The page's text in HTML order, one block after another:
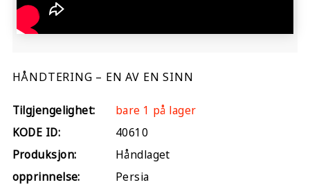
HÅNDTERING – EN AV EN SINN
Tilgjengelighet:
bare 1 på lager
KODE ID:
40610
Produksjon:
Håndlaget
opprinnelse:
Persia